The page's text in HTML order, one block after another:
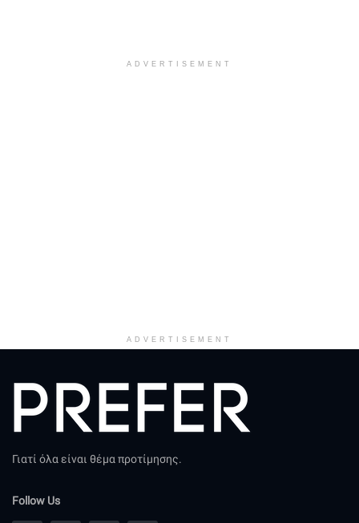
ADVERTISEMENT
ADVERTISEMENT
Γιατί όλα είναι θέμα προτίμησης.
Follow Us